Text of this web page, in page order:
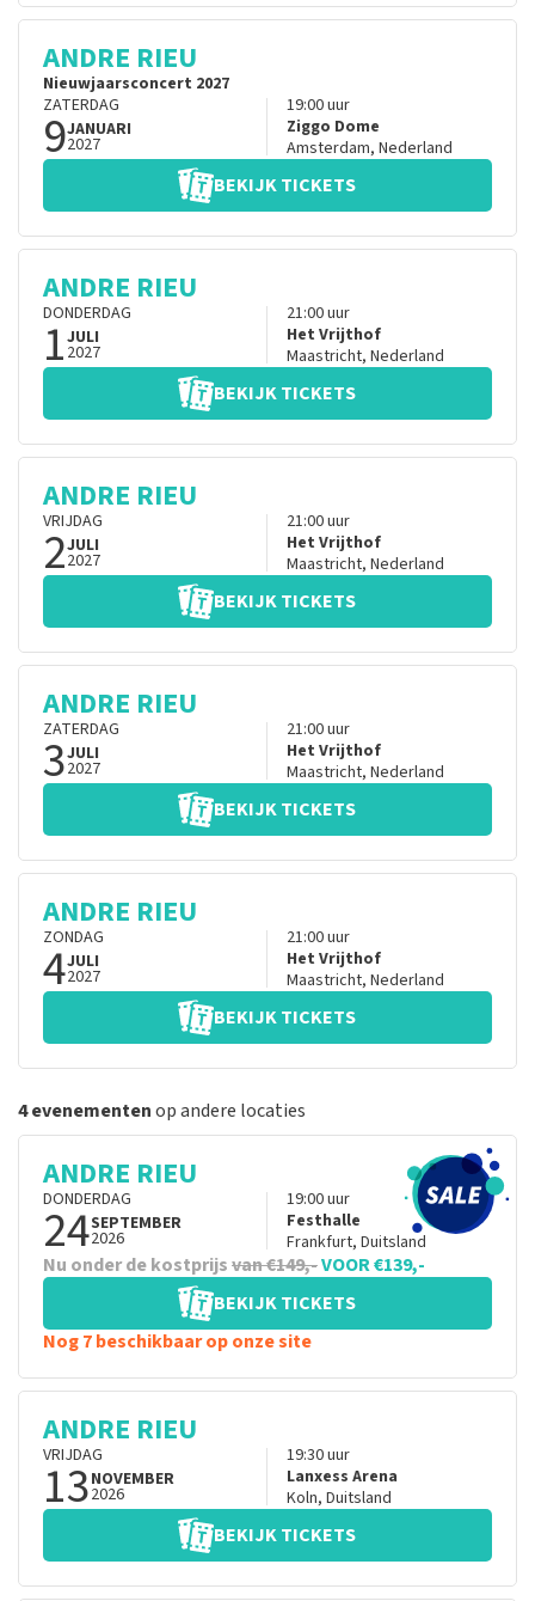
ANDRE RIEU
Nieuwjaarsconcert 2027
ZATERDAG
9JANUARI
2027
19:00uur
Ziggo Dome
Amsterdam, Nederland
BEKIJK TICKETS
ANDRE RIEU
DONDERDAG
1JULI
2027
21:00uur
Het Vrijthof
Maastricht, Nederland
BEKIJK TICKETS
ANDRE RIEU
VRIJDAG
2JULI
2027
21:00uur
Het Vrijthof
Maastricht, Nederland
BEKIJK TICKETS
ANDRE RIEU
ZATERDAG
3JULI
2027
21:00uur
Het Vrijthof
Maastricht, Nederland
BEKIJK TICKETS
ANDRE RIEU
ZONDAG
4JULI
2027
21:00uur
Het Vrijthof
Maastricht, Nederland
BEKIJK TICKETS
4 evenementenop andere locaties
ANDRE RIEU
DONDERDAG
24SEPTEMBER
2026
19:00uur
Festhalle
Frankfurt, Duitsland
Nu onder de kostprijsvan €149,-VOOR €139,-
BEKIJK TICKETS
Nog 7 beschikbaar op onze site
ANDRE RIEU
VRIJDAG
13NOVEMBER
2026
19:30uur
Lanxess Arena
Koln, Duitsland
BEKIJK TICKETS